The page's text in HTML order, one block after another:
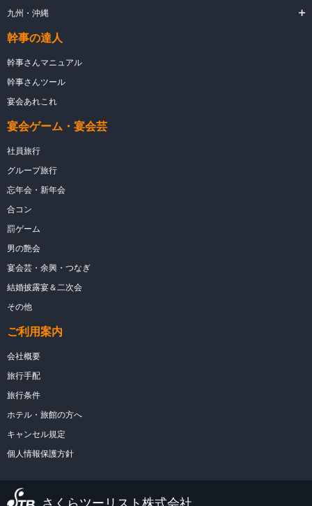
九州・沖縄
幹事の達人
幹事さんマニュアル
幹事さんツール
宴会あれこれ
宴会ゲーム・宴会芸
社員旅行
グループ旅行
忘年会・新年会
合コン
罰ゲーム
男の艶会
宴会芸・余興・つなぎ
結婚披露宴＆二次会
その他
ご利用案内
会社概要
旅行手配
旅行条件
ホテル・旅館の方へ
キャンセル規定
個人情報保護方針